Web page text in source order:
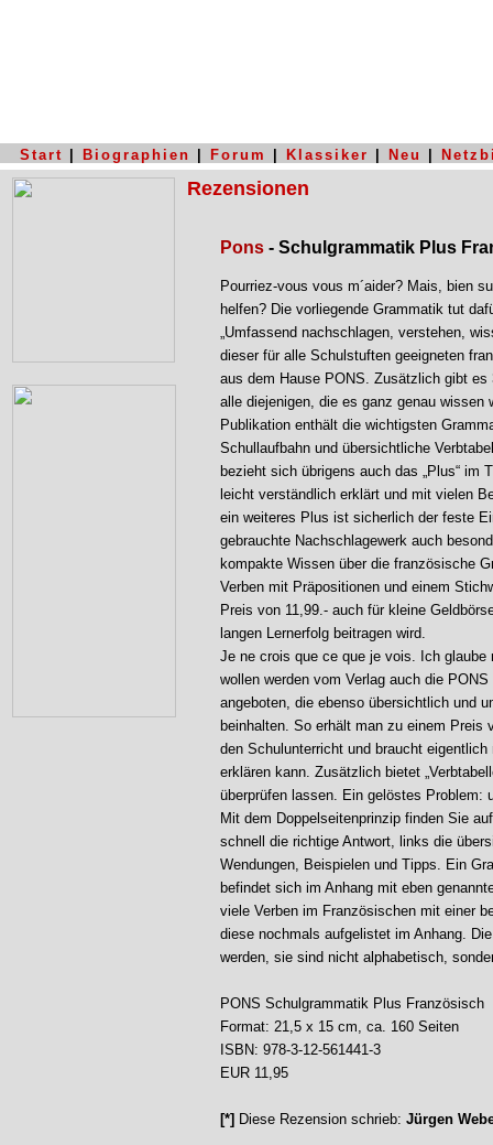
Start Biographien Forum Klassiker Neu
Rezensionen
Pons - Schulgrammatik Plus
Pourriez-vous vous m´aider? Mais, bien
helfen? Die vorliegende Grammatik tut
„Umfassend nachschlagen, verstehen,
dieser für alle Schulstuften geeigneten
aus dem Hause PONS. Zusätzlich gibt es
alle diejenigen, die es ganz genau wissen
Publikation enthält die wichtigsten
Schullaufbahn und übersichtliche
bezieht sich übrigens auch das „Plus“ im
leicht verständlich erklärt und mit vielen
ein weiteres Plus ist sicherlich der feste
gebrauchte Nachschlagewerk auch
kompakte Wissen über die französische
Verben mit Präpositionen und einem
Preis von 11,99.- auch für kleine
langen Lernerfolg beitragen wird.
Je ne crois que ce que je vois. Ich
wollen werden vom Verlag auch die
angeboten, die ebenso übersichtlich und
beinhalten. So erhält man zu einem Preis
den Schulunterricht und braucht
erklären kann. Zusätzlich bietet
überprüfen lassen. Ein gelöstes Problem:
Mit dem Doppelseitenprinzip finden Sie
schnell die richtige Antwort, links die
Wendungen, Beispielen und Tipps. Ein
befindet sich im Anhang mit eben
viele Verben im Französischen mit einer
diese nochmals aufgelistet im Anhang.
werden, sie sind nicht alphabetisch,
PONS Schulgrammatik Plus Französisch
Format: 21,5 x 15 cm, ca. 160 Seiten
ISBN: 978-3-12-561441-3
EUR 11,95
[*] Diese Rezension schrieb: Jürgen